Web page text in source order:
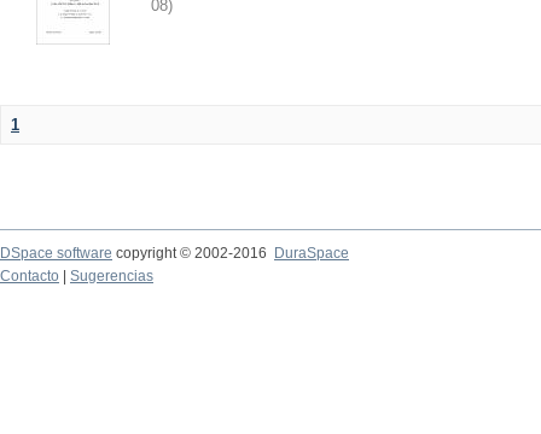
08)
1
DSpace software copyright © 2002-2016
DuraSpace
Contacto
Sugerencias